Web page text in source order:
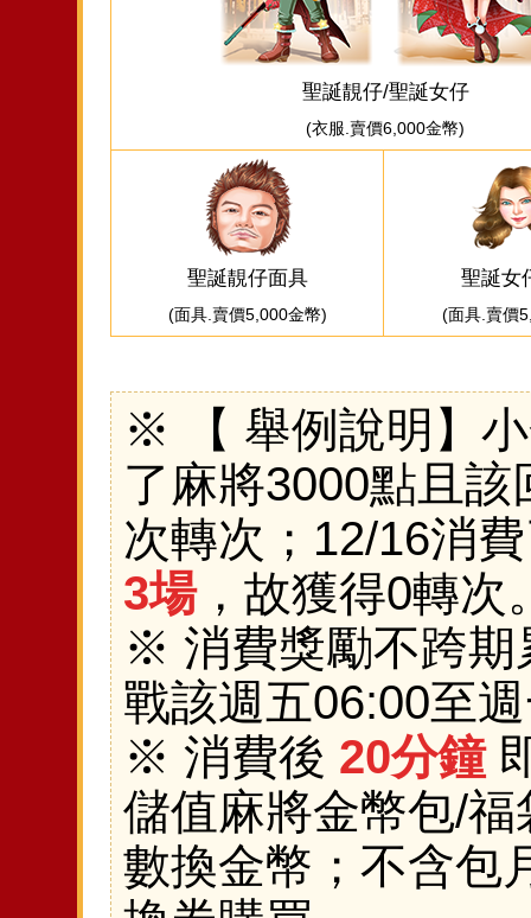
聖誕靚仔/聖誕女仔
(衣服.賣價6,000金幣)
聖誕靚仔面具
(面具.賣價5,000金幣)
聖誕女
(面具.賣價
※ 【 舉例說明】
了麻將3000點且
次轉次；12/16消
3場，故獲得0轉次
※ 消費獎勵不跨期
戰該週五06:00至
※ 消費後 20分鐘
儲值麻將金幣包/
數換金幣；不含包